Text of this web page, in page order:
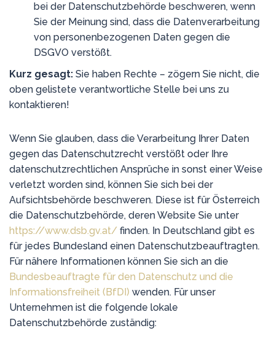
bei der Datenschutzbehörde beschweren, wenn
Sie der Meinung sind, dass die Datenverarbeitung
von personenbezogenen Daten gegen die
DSGVO verstößt.
Kurz gesagt: Sie haben Rechte – zögern Sie nicht, die
oben gelistete verantwortliche Stelle bei uns zu
kontaktieren!
Wenn Sie glauben, dass die Verarbeitung Ihrer Daten
gegen das Datenschutzrecht verstößt oder Ihre
datenschutzrechtlichen Ansprüche in sonst einer Weise
verletzt worden sind, können Sie sich bei der
Aufsichtsbehörde beschweren. Diese ist für Österreich
die Datenschutzbehörde, deren Website Sie unter
https://www.dsb.gv.at/ finden. In Deutschland gibt es
für jedes Bundesland einen Datenschutzbeauftragten.
Für nähere Informationen können Sie sich an die
Bundesbeauftragte für den Datenschutz und die
Informationsfreiheit (BfDI) wenden. Für unser
Unternehmen ist die folgende lokale
Datenschutzbehörde zuständig: